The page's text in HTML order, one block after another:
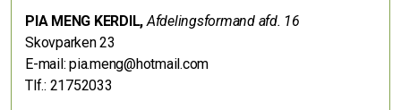
PIA MENG KERDIL, Afdelingsformand afd. 16
Skovparken 23
E-mail: pia.meng@hotmail.com
Tlf.: 21752033